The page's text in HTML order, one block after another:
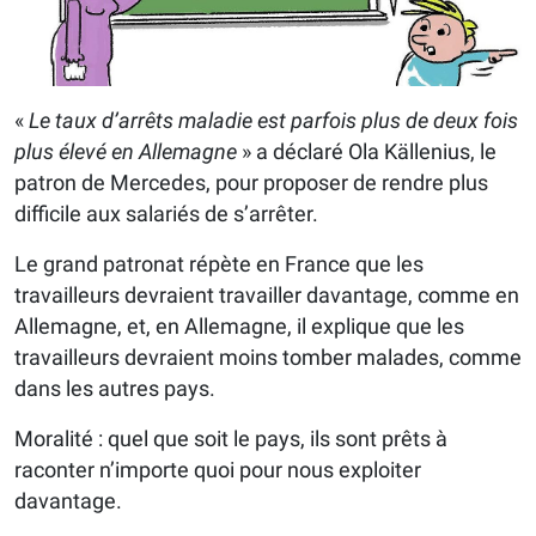
«Le taux d’arrêts maladie est parfois plus de deux fois
plus élevé en Allemagne » a déclaré Ola Källenius, le
patron de Mercedes, pour proposer de rendre plus
difficile aux salariés de s’arrêter.
Le grand patronat répète en France que les
travailleurs devraient travailler davantage, comme en
Allemagne, et, en Allemagne, il explique que les
travailleurs devraient moins tomber malades, comme
dans les autres pays.
Moralité : quel que soit le pays, ils sont prêts à
raconter n’importe quoi pour nous exploiter
davantage.